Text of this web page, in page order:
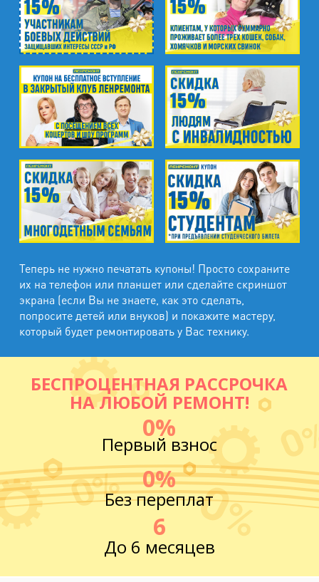
Теперь не нужно печатать купоны! Просто сохраните
их на телефон или планшет или сделайте скриншот
экрана (если Вы не знаете, как это сделать,
попросите детей или внуков) и покажите мастеру,
который будет ремонтировать у Вас технику.
БЕСПРОЦЕНТНАЯ РАССРОЧКА
НА ЛЮБОЙ РЕМОНТ!
0%
Первый взнос
0%
Без переплат
6
До 6 месяцев